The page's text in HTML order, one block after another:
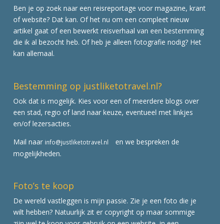
Ben je op zoek naar een reisreportage voor magazine, krant
of website? Dat kan. Of het nu om een compleet nieuw
artikel gaat of een bewerkt reisverhaal van een bestemming
die ik al bezocht heb. Of heb je alleen fotografie nodig? Het
kan allemaal.
Bestemming op justliketotravel.nl?
Ook dat is mogelijk. Kies voor een of meerdere blogs over
een stad, regio of land naar keuze, eventueel met linkjes
en/of lezersacties.
Mail naar info@justliketotravel.nl
en we bespreken de
mogelijkheden.
Foto’s te koop
De wereld vastleggen is mijn passie. Zie je een foto die je
wilt hebben? Natuurlijk zit er copyright op maar sommige